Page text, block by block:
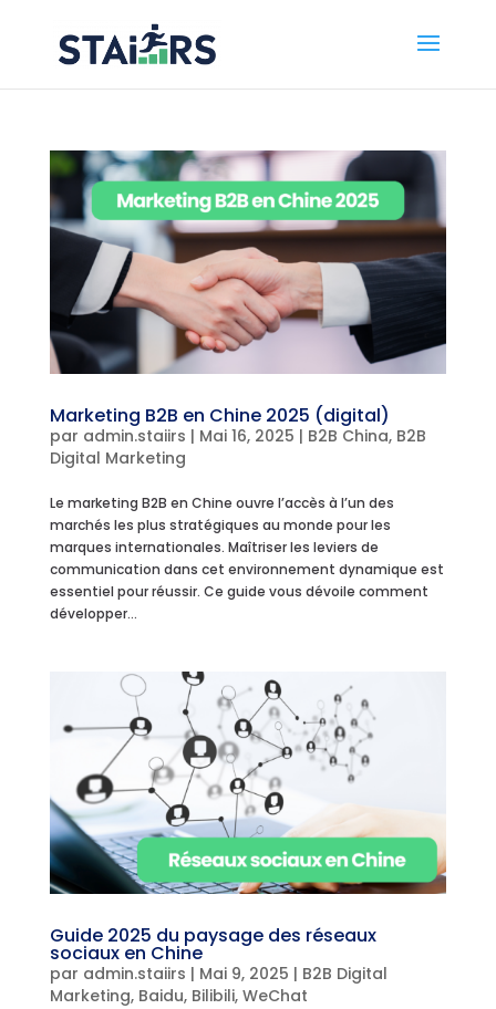
Marketing B2B en Chine 2025 (digital)
par admin.staiirs | Mai 16, 2025 | B2B China, B2B
Digital Marketing
Le marketing B2B en Chine ouvre l’accès à l’un des
marchés les plus stratégiques au monde pour les
marques internationales. Maîtriser les leviers de
communication dans cet environnement dynamique est
essentiel pour réussir. Ce guide vous dévoile comment
développer...
Guide 2025 du paysage des réseaux
sociaux en Chine
par admin.staiirs | Mai 9, 2025 | B2B Digital
Marketing, Baidu, Bilibili, WeChat